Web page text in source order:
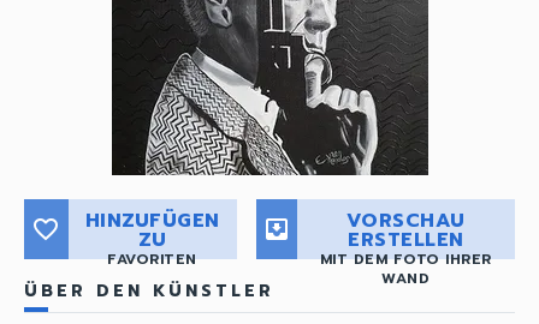
favorite_border HINZUFÜGEN
ZU
FAVORITEN
move_to_inbox VORSCHAU
ERSTELLEN
MIT DEM FOTO IHRER
WAND
ÜBER DEN KÜNSTLER